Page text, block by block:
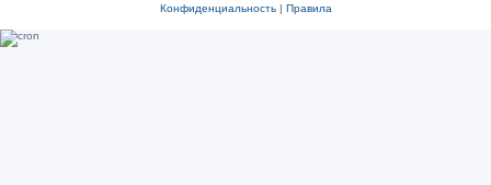
Конфиденциальность| Правила